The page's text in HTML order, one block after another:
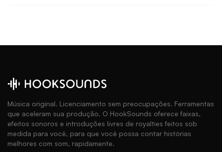
Música original. Licenciamento sem preocupações. Ferramentas
que aceleram sua produção. O HookSounds oferece faixas,
efeitos sonoros e introduções livres de royalties feitos sob
medida para você, para que você possa contar histórias
melhores com som, rapidamente.